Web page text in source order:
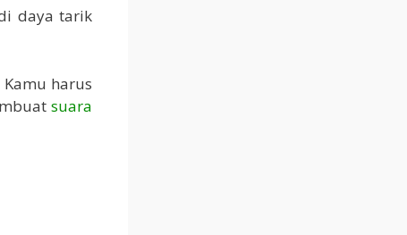
daya tarik
harus
suara